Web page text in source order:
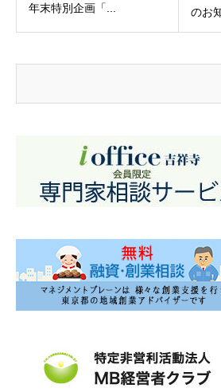
年末特別企画「...
のお